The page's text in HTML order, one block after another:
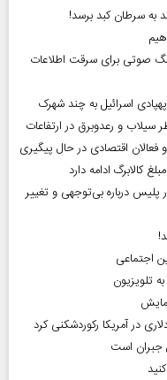
سرطان کبد برسد!
صوتی برای سرقت اطلاعات
اسرائیل به چند شهرک
فعالان اقتصادی در حال پیگیری
کالابرگ ادامه دارد
پلیس درباره بی‌توجهی و تغییر
اجتماعی
تلویزیون
جبران است